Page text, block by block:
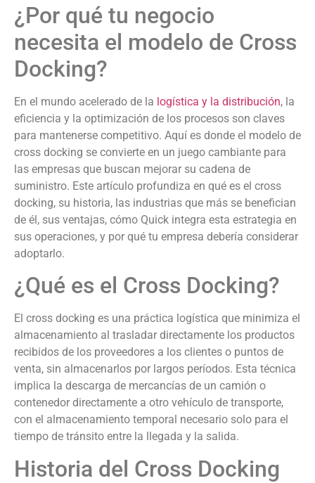
¿Por qué tu negocio
necesita el modelo de Cross
Docking?
En el mundo acelerado de la logística y la distribución, la
eficiencia y la optimización de los procesos son claves
para mantenerse competitivo. Aquí es donde el modelo de
cross docking se convierte en un juego cambiante para
las empresas que buscan mejorar su cadena de
suministro. Este artículo profundiza en qué es el cross
docking, su historia, las industrias que más se benefician
de él, sus ventajas, cómo Quick integra esta estrategia en
sus operaciones, y por qué tu empresa debería considerar
adoptarlo.
¿Qué es el Cross Docking?
El cross docking es una práctica logística que minimiza el
almacenamiento al trasladar directamente los productos
recibidos de los proveedores a los clientes o puntos de
venta, sin almacenarlos por largos períodos. Esta técnica
implica la descarga de mercancías de un camión o
contenedor directamente a otro vehículo de transporte,
con el almacenamiento temporal necesario solo para el
tiempo de tránsito entre la llegada y la salida.
Historia del Cross Docking